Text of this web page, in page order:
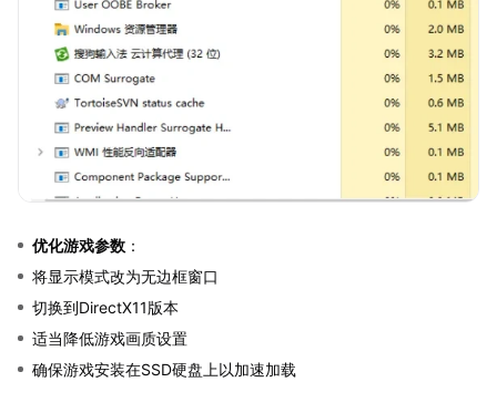
优化游戏参数 ：
将显示模式改为无边框窗口
切换到DirectX11版本
适当降低游戏画质设置
确保游戏安装在SSD硬盘上以加速加载